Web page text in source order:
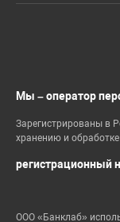
Мы – оператор
Зарегистрированы в
хранению и
регистрационный
ООО «Банклаб»